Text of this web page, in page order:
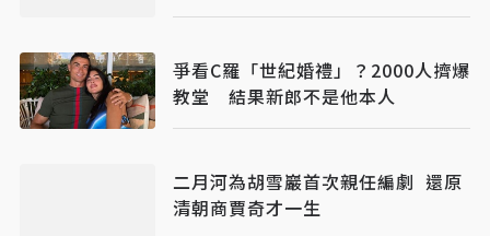
爭看C羅「世紀婚禮」？2000人擠爆
教堂 結果新郎不是他本人
二月河為胡雪巖首次親任編劇 還原
清朝商賈奇才一生